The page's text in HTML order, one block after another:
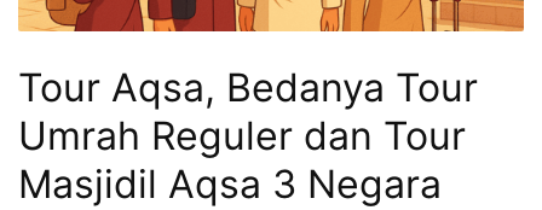
Tour Aqsa, Bedanya Tour
Umrah Reguler dan Tour
Masjidil Aqsa 3 Negara